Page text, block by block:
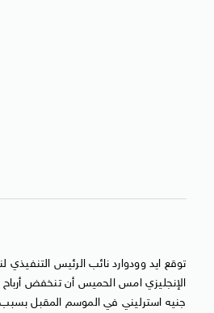
توقع ايد وودوارد نائب الرئيس التنفيذي
جنيه استرليني في الموسم المقبل